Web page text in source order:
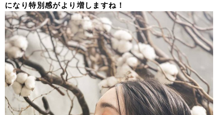
になり特別感がより増しますね！